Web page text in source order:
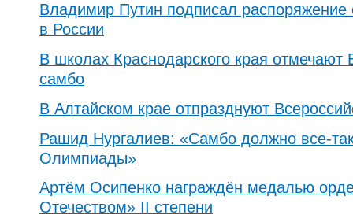
Владимир Путин подписал распоряжение
в России
В школах Краснодарского края отмечают
самбо
В Алтайском крае отпразднуют
Рашид Нургалиев: «Самбо должно все-
Олимпиады»
Артём Осипенко награждён медалью
Отечеством» II степени